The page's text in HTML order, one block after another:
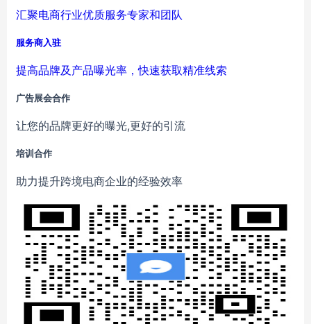
汇聚电商行业优质服务专家和团队
服务商入驻
提高品牌及产品曝光率，快速获取精准线索
广告展会合作
让您的品牌更好的曝光,更好的引流
培训合作
助力提升跨境电商企业的经验效率